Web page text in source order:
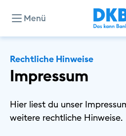
Menü
Rechtliche Hinweise
Impressum
Hier liest du unser
weitere rechtliche Hinweise.